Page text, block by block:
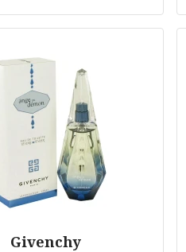
Givenchy